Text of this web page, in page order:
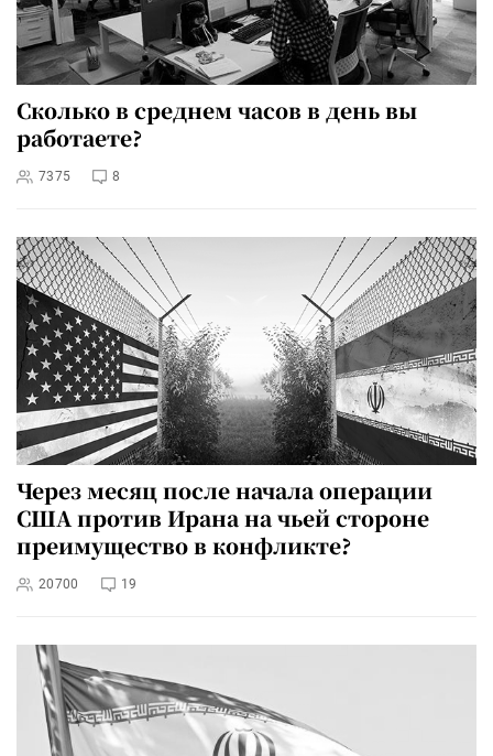
Сколько в среднем часов в день вы
работаете?
7375 8
Через месяц после начала операции
США против Ирана на чьей стороне
преимущество в конфликте?
20700 19